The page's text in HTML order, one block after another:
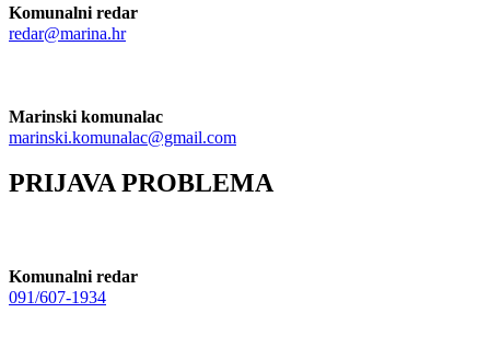
Komunalni redar
redar@marina.hr
Marinski komunalac
marinski.komunalac@gmail.com
PRIJAVA PROBLEMA
Komunalni redar
091/607-1934